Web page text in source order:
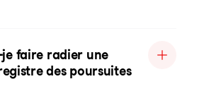
faire radier une
des poursuites